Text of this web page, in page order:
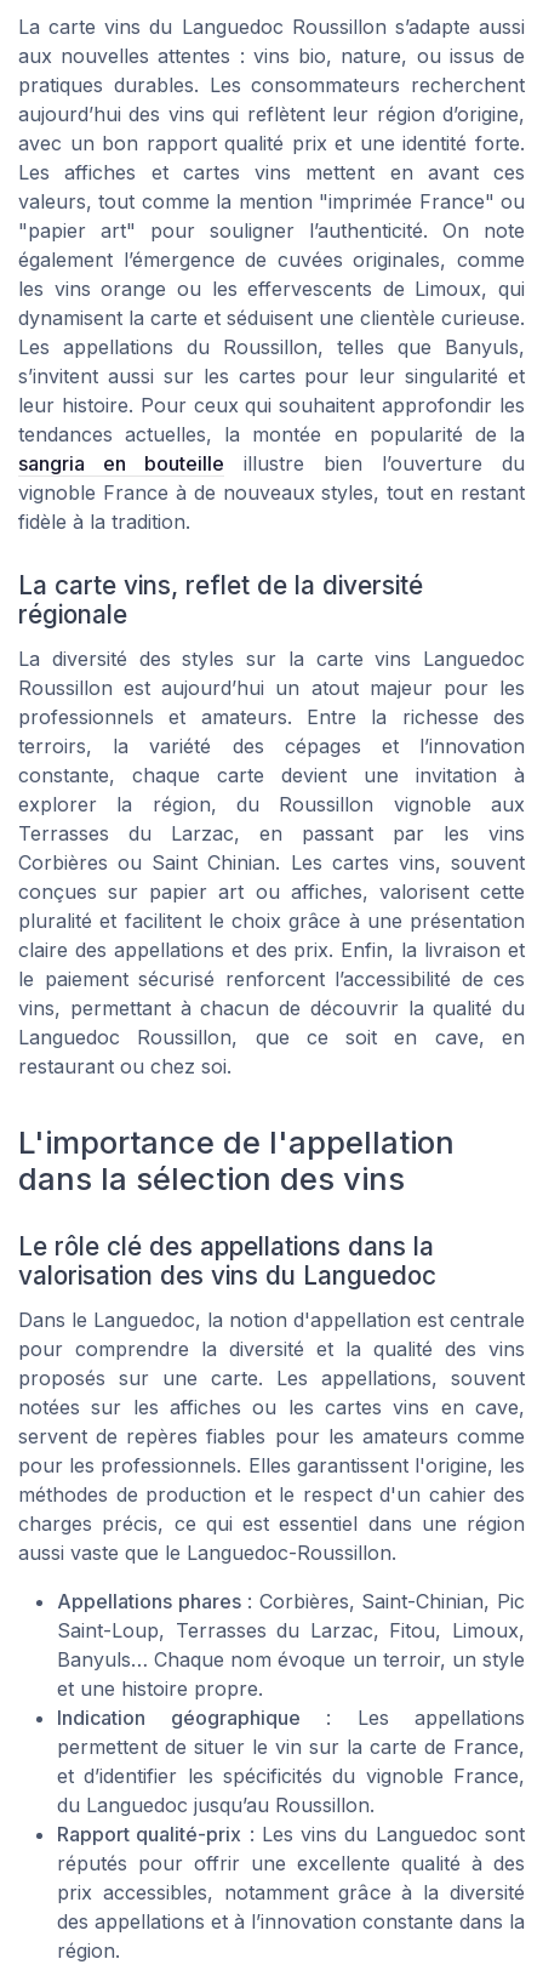
La carte vins du Languedoc Roussillon s’adapte aussi
aux nouvelles attentes : vins bio, nature, ou issus de
pratiques durables. Les consommateurs recherchent
aujourd’hui des vins qui reflètent leur région d’origine,
avec un bon rapport qualité prix et une identité forte.
Les affiches et cartes vins mettent en avant ces
valeurs, tout comme la mention "imprimée France" ou
"papier art" pour souligner l’authenticité. On note
également l’émergence de cuvées originales, comme
les vins orange ou les effervescents de Limoux, qui
dynamisent la carte et séduisent une clientèle curieuse.
Les appellations du Roussillon, telles que Banyuls,
s’invitent aussi sur les cartes pour leur singularité et
leur histoire. Pour ceux qui souhaitent approfondir les
tendances actuelles, la montée en popularité de la
sangria en bouteille illustre bien l’ouverture du
vignoble France à de nouveaux styles, tout en restant
fidèle à la tradition.
La carte vins, reflet de la diversité
régionale
La diversité des styles sur la carte vins Languedoc
Roussillon est aujourd’hui un atout majeur pour les
professionnels et amateurs. Entre la richesse des
terroirs, la variété des cépages et l’innovation
constante, chaque carte devient une invitation à
explorer la région, du Roussillon vignoble aux
Terrasses du Larzac, en passant par les vins
Corbières ou Saint Chinian. Les cartes vins, souvent
conçues sur papier art ou affiches, valorisent cette
pluralité et facilitent le choix grâce à une présentation
claire des appellations et des prix. Enfin, la livraison et
le paiement sécurisé renforcent l’accessibilité de ces
vins, permettant à chacun de découvrir la qualité du
Languedoc Roussillon, que ce soit en cave, en
restaurant ou chez soi.
L'importance de l'appellation
dans la sélection des vins
Le rôle clé des appellations dans la
valorisation des vins du Languedoc
Dans le Languedoc, la notion d'appellation est centrale
pour comprendre la diversité et la qualité des vins
proposés sur une carte. Les appellations, souvent
notées sur les affiches ou les cartes vins en cave,
servent de repères fiables pour les amateurs comme
pour les professionnels. Elles garantissent l'origine, les
méthodes de production et le respect d'un cahier des
charges précis, ce qui est essentiel dans une région
aussi vaste que le Languedoc-Roussillon.
Appellations phares: Corbières, Saint-Chinian, Pic
Saint-Loup, Terrasses du Larzac, Fitou, Limoux,
Banyuls… Chaque nom évoque un terroir, un style
et une histoire propre.
Indication géographique : Les appellations
permettent de situer le vin sur la carte de France,
et d’identifier les spécificités du vignoble France,
du Languedoc jusqu’au Roussillon.
Rapport qualité-prix : Les vins du Languedoc sont
réputés pour offrir une excellente qualité à des
prix accessibles, notamment grâce à la diversité
des appellations et à l’innovation constante dans la
région.